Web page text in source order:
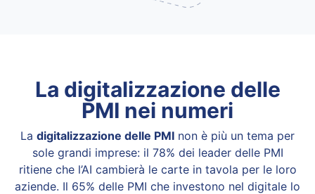
La digitalizzazione delle
PMI nei numeri
La digitalizzazione delle PMI non è più un tema per
sole grandi imprese: il 78% dei leader delle PMI
ritiene che l’AI cambierà le carte in tavola per le loro
aziende. Il 65% delle PMI che investono nel digitale lo